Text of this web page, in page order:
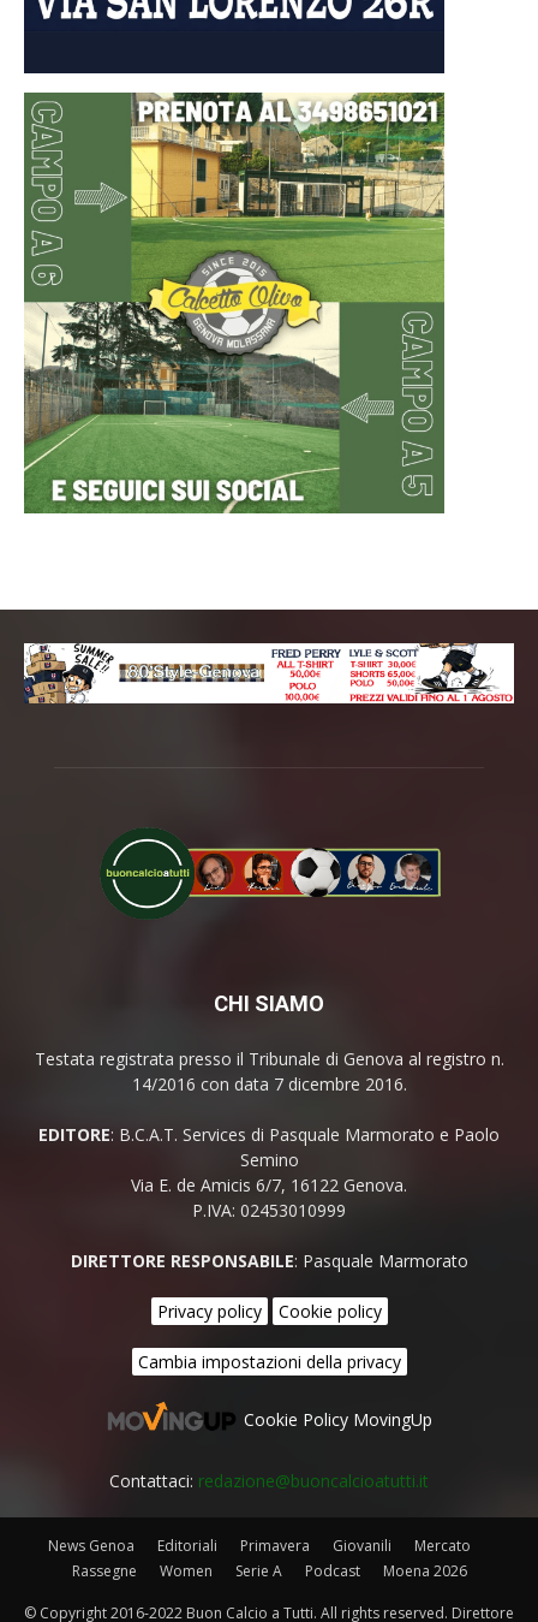
CHI SIAMO
Testata registrata presso il Tribunale di Genova al registro n.
14/2016 con data 7 dicembre 2016.
EDITORE: B.C.A.T. Services di Pasquale Marmorato e Paolo
Semino
Via E. de Amicis 6/7, 16122 Genova.
P.IVA: 02453010999
DIRETTORE RESPONSABILE: Pasquale Marmorato
Privacy policy Cookie policy
Cambia impostazioni della privacy
Cookie Policy MovingUp
Contattaci: redazione@buoncalcioatutti.it
News Genoa Editoriali Primavera Giovanili
Mercato
Rassegne
Women Serie A Podcast Moena 2026
© Copyright 2016-2022 Buon Calcio a Tutti. All rights reserved. Direttore